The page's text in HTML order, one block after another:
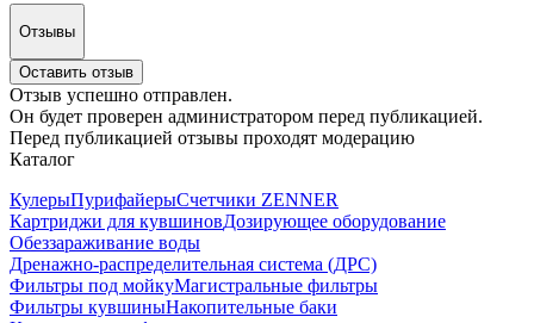
Отзывы
Оставить отзыв
Отзыв успешно отправлен.
Он будет проверен администратором перед публикацией.
Перед публикацией отзывы проходят модерацию
Каталог
КулерыПурифайерыСчетчики ZENNER
Картриджи для кувшиновДозирующее оборудование
Обеззараживание воды
Дренажно-распределительная система (ДРС)
Фильтры под мойкуМагистральные фильтры
Фильтры кувшиныНакопительные баки